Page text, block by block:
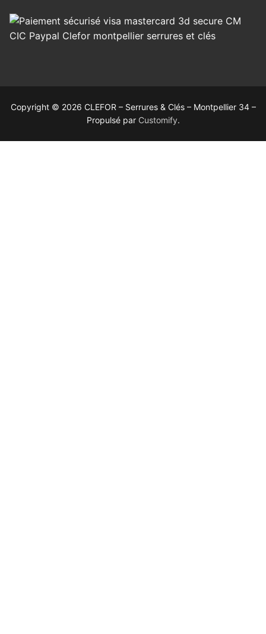
Copyright © 2026 CLEFOR – Serrures & Clés – Montpellier 34 –
Propulsé par Customify.